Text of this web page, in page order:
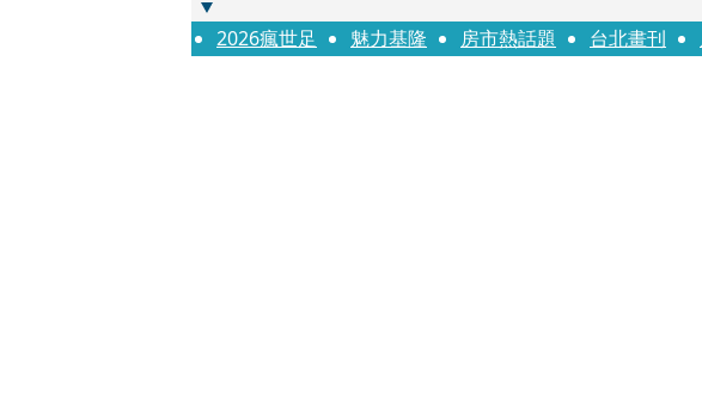
快訊
台玻夫人稱長子抑鬱輕生 兒媳譚以欣：若愛只
2026瘋世足 魅力基隆 房市熱話題 台北畫刊